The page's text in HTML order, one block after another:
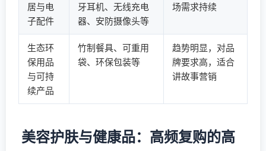
居与电
子配件
牙耳机、无线充电
器、安防摄像头等
场需求持续
生态环
保用品
与可持
续产品
竹制餐具、可重用
袋、环保包装等
趋势明显，对品
牌要求高，适合
讲故事营销
美容护肤与健康品：高频复购的高